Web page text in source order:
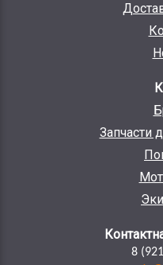
Запчасти
8